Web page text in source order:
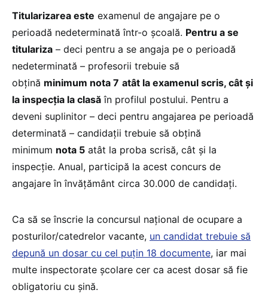
Titularizarea este examenul de angajare pe o
perioadă nedeterminată într-o școală. Pentru a se
titulariza – deci pentru a se angaja pe o perioadă
nedeterminată – profesorii trebuie să
obțină minimum nota 7 atât la examenul scris, cât și
la inspecția la clasă în profilul postului. Pentru a
deveni suplinitor – deci pentru angajarea pe perioadă
determinată – candidații trebuie să obțină
minimum nota 5 atât la proba scrisă, cât și la
inspecție. Anual, participă la acest concurs de
angajare în învățământ circa 30.000 de candidați.
Ca să se înscrie la concursul național de ocupare a
posturilor/catedrelor vacante, un candidat trebuie să
depună un dosar cu cel puțin 18 documente, iar mai
multe inspectorate școlare cer ca acest dosar să fie
obligatoriu cu șină.